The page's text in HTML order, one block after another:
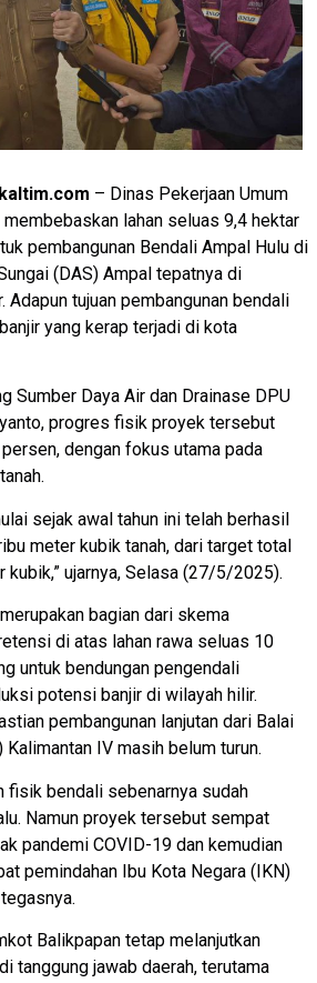
– Dinas Pekerjaan Umum
lahan seluas 9,4 hektar
pembangunan Bendali Ampal Hulu di
(DAS) Ampal tepatnya di
Adapun tujuan pembangunan bendali
yang kerap terjadi di kota
Sumber Daya Air dan Drainase DPU
progres fisik proyek tersebut
dengan fokus utama pada
sejak awal tahun ini telah berhasil
meter kubik tanah, dari target total
ujarnya, Selasa (27/5/2025).
bagian dari skema
di atas lahan rawa seluas 10
untuk bendungan pengendali
potensi banjir di wilayah hilir.
pembangunan lanjutan dari Balai
Kalimantan IV masih belum turun.
fisik bendali sebenarnya sudah
Namun proyek tersebut sempat
pandemi COVID-19 dan kemudian
pemindahan Ibu Kota Negara (IKN)
Balikpapan tetap melanjutkan
tanggung jawab daerah, terutama